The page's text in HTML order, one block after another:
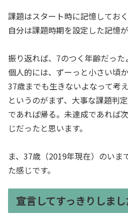
課題はスタート時に記憶してお
自分は課題時期を設定した記憶
振り返れば、7のつく年齢だった
個人的には、ずーっと小さい頃
37歳までも生きないよなって考
というのがまず、大事な課題判
であれば帰る。未達成であれば
じだったと思います。
ま、37歳（2019年現在）のいま
た感じです。
宣言してすっきりしま